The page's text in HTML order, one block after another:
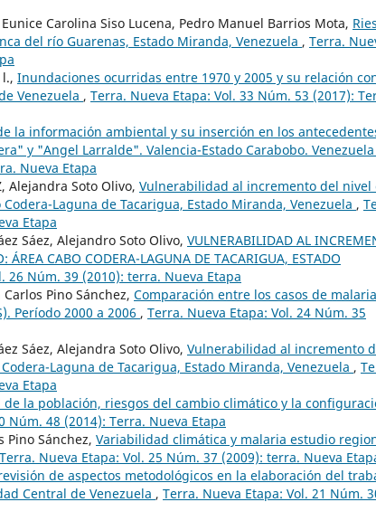
Carolina Siso Lucena, Pedro Manuel Barrios Mota,
del río Guarenas, Estado Miranda, Venezuela , Terra.
Inundaciones ocurridas entre 1970 y 2005 y su relación
Venezuela , Terra. Nueva Etapa: Vol. 33 Núm. 53 (2017):
la información ambiental y su inserción en los
y "Angel Larralde". Valencia-Estado Carabobo.
Nueva Etapa
Alejandra Soto Olivo, Vulnerabilidad al incremento del nivel
Laguna de Tacarigua, Estado Miranda, Venezuela ,
Etapa
Sáez, Alejandro Soto Olivo, VULNERABILIDAD AL
CABO CODERA-LAGUNA DE TACARIGUA, ESTADO
26 Núm. 39 (2010): terra. Nueva Etapa
Pino Sánchez, Comparación entre los casos de
Período 2000 a 2006 , Terra. Nueva Etapa: Vol. 24 Núm. 35
Sáez, Alejandra Soto Olivo, Vulnerabilidad al incremento
Laguna de Tacarigua, Estado Miranda, Venezuela ,
Etapa
de la población, riesgos del cambio climático y la
Núm. 48 (2014): Terra. Nueva Etapa
Pino Sánchez, Variabilidad climática y malaria estudio
Terra. Nueva Etapa: Vol. 25 Núm. 37 (2009): terra. Nueva
de aspectos metodológicos en la elaboración del
Central de Venezuela , Terra. Nueva Etapa: Vol. 21 Núm.